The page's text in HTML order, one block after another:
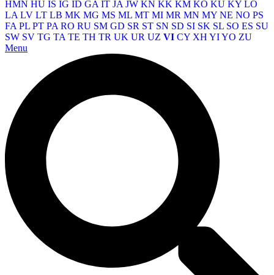
HMN HU IS IG ID GA IT JA JW KN KK KM KO KU KY LO
LA LV LT LB MK MG MS ML MT MI MR MN MY NE NO PS
FA PL PT PA RO RU SM GD SR ST SN SD SI SK SL SO ES SU
SW SV TG TA TE TH TR UK UR UZ VI CY XH YIYO ZU
Menu